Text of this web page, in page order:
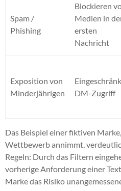
Spam /
Phishing
Blockieren
Medien in
ersten
Nachricht
Exposition von
Minderjährigen
DM-Zugriff
Das Beispiel einer fiktiven
Wettbewerb annimmt,
Regeln: Durch das Filtern
vorherige Anforderung einer
Marke das Risiko